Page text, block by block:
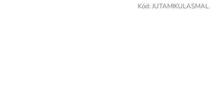
Kód: JUTAMIKULASMAL